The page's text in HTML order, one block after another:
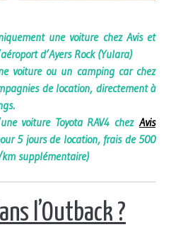
une voiture chez Avis et
d’Ayers Rock (Yulara)
voiture ou un camping car chez
de location, directement à
voiture Toyota RAV4 chez Avis
5 jours de location, frais de 500
supplémentaire)
l’Outback ?